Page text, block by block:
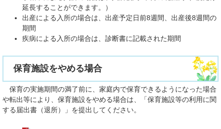
延長することができます。）
出産による入所の場合は、出産予定日前8週間、出産後8週間の
期間
疾病による入所の場合は、診断書に記載された期間
保育施設をやめる場合
保育の実施期間の満了前に、家庭内で保育できるようになった場合
や転出等により、保育施設をやめる場合は、「保育施設等の利用に関
する届出書（退所）」を提出してください。